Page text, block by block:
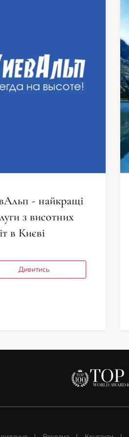
- найкращі
з висотних
в Києві
Дивитись